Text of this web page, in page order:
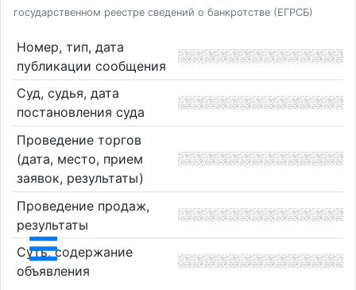
государственном реестре сведений о банкротстве (ЕГРСБ)
Номер, тип, дата
публикации сообщения
Суд, судья, дата
постановления суда
Проведение торгов
(дата, место, прием
заявок, результаты)
Проведение продаж,
результаты
Суть, содержание
объявления